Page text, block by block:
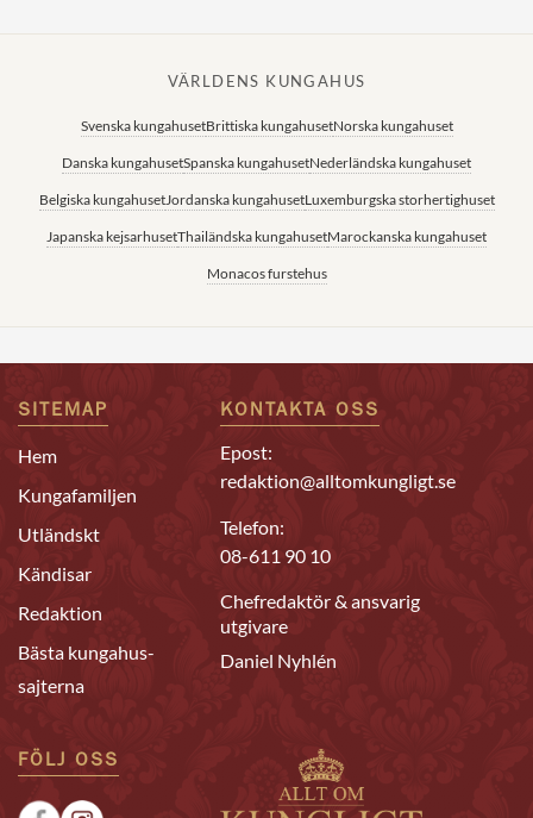
VÄRLDENS KUNGAHUS
Svenska kungahusetBrittiska kungahusetNorska kungahuset
Danska kungahusetSpanska kungahusetNederländska kungahuset
Belgiska kungahusetJordanska kungahusetLuxemburgska storhertighuset
Japanska kejsarhusetThailändska kungahusetMarockanska kungahuset
Monacos furstehus
SITEMAP
Hem
Kungafamiljen
Utländskt
Kändisar
Redaktion
Bästa kungahus-
sajterna
KONTAKTA OSS
Epost:
redaktion@alltomkungligt.se
Telefon:
08-611 90 10
Chefredaktör & ansvarig
utgivare
Daniel Nyhlén
FÖLJ OSS